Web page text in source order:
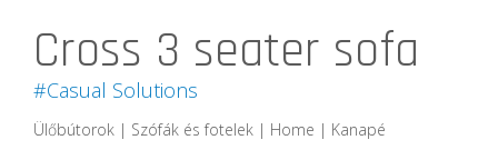
Cross 3 seater sofa
#Casual Solutions
Ülőbútorok | Szófák és fotelek | Home | Kanapé